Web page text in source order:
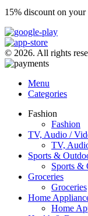
15% discount on your
© 2026. All rights
Menu
Categories
Fashion
Fashion
TV, Audio /
TV,
Sports &
Sports &
Groceries
Groceries
Home
Home